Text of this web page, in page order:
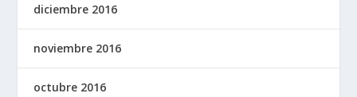
diciembre 2016
noviembre 2016
octubre 2016